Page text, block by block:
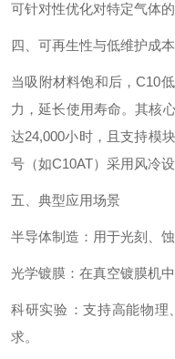
可针对性优化对特定气体
四、可再生性与低维护成本‌
当吸附材料饱和后，C10
力，延长使用寿命。其核
达24,000小时，且支持模
号（如C10AT）采用风冷
五、典型应用场景‌
半导体制造‌：用于光刻、
光学镀膜‌：在真空镀膜机
科研实验‌：支持高能物理
求。